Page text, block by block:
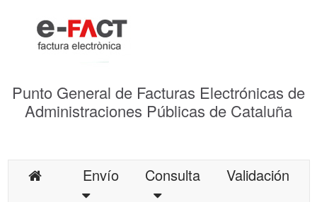
Punto General de Facturas Electrónicas de
Administraciones Públicas de Cataluña
Envío Consulta
Validación